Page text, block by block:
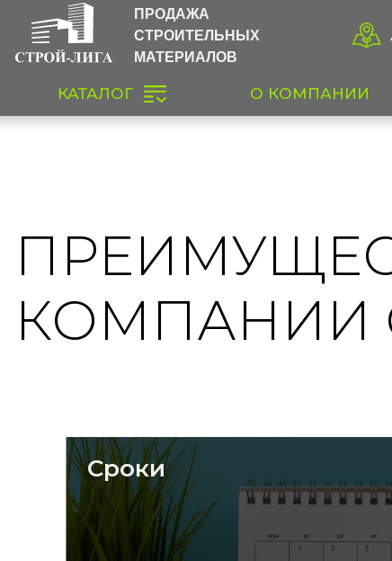
ПРОДАЖА
СТРОИТЕЛЬНЫХ
МАТЕРИАЛОВ
КАТАЛОГ О КОМПАНИИ
КОМПАНИИ
Сроки